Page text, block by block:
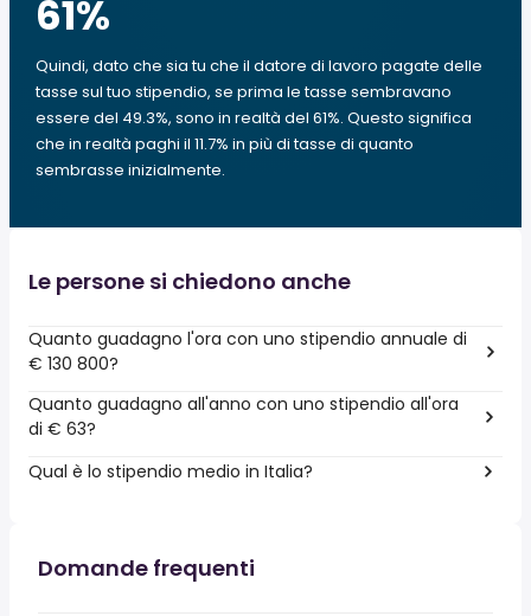
61%
Quindi, dato che sia tu che il datore di lavoro pagate delle
tasse sul tuo stipendio, se prima le tasse sembravano
essere del 49.3%, sono in realtà del 61%. Questo significa
che in realtà paghi il 11.7% in più di tasse di quanto
sembrasse inizialmente.
Le persone si chiedono anche
Quanto guadagno l'ora con uno stipendio annuale di
€ 130 800?
Quanto guadagno all'anno con uno stipendio all'ora
di € 63?
Qual è lo stipendio medio in Italia?
Domande frequenti